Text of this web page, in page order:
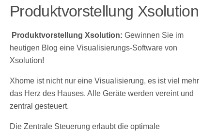
Produktvorstellung Xsolution
Produktvorstellung Xsolution: Gewinnen Sie im
heutigen Blog eine Visualisierungs-Software von
Xsolution!
Xhome ist nicht nur eine Visualisierung, es ist viel mehr
das Herz des Hauses. Alle Geräte werden vereint und
zentral gesteuert.
Die Zentrale Steuerung erlaubt die optimale